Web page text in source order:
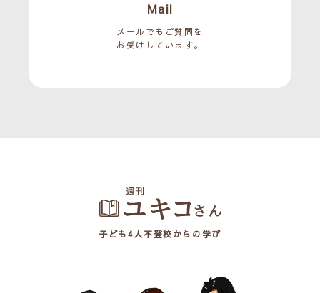
Mail
メールでもご質問を
お受けしています。
子ども4人不登校からの学び